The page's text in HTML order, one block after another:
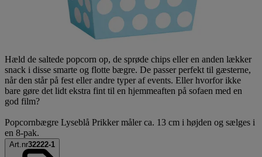
Hæld de saltede popcorn op, de sprøde chips eller en anden lækker
snack i disse smarte og flotte bægre. De passer perfekt til gæsterne,
når den står på fest eller andre typer af events. Eller hvorfor ikke
bare gøre det lidt ekstra fint til en hjemmeaften på sofaen med en
god film?
Popcornbægre Lyseblå Prikker måler ca. 13 cm i højden og sælges i
en 8-pak.
Art.nr32222-1